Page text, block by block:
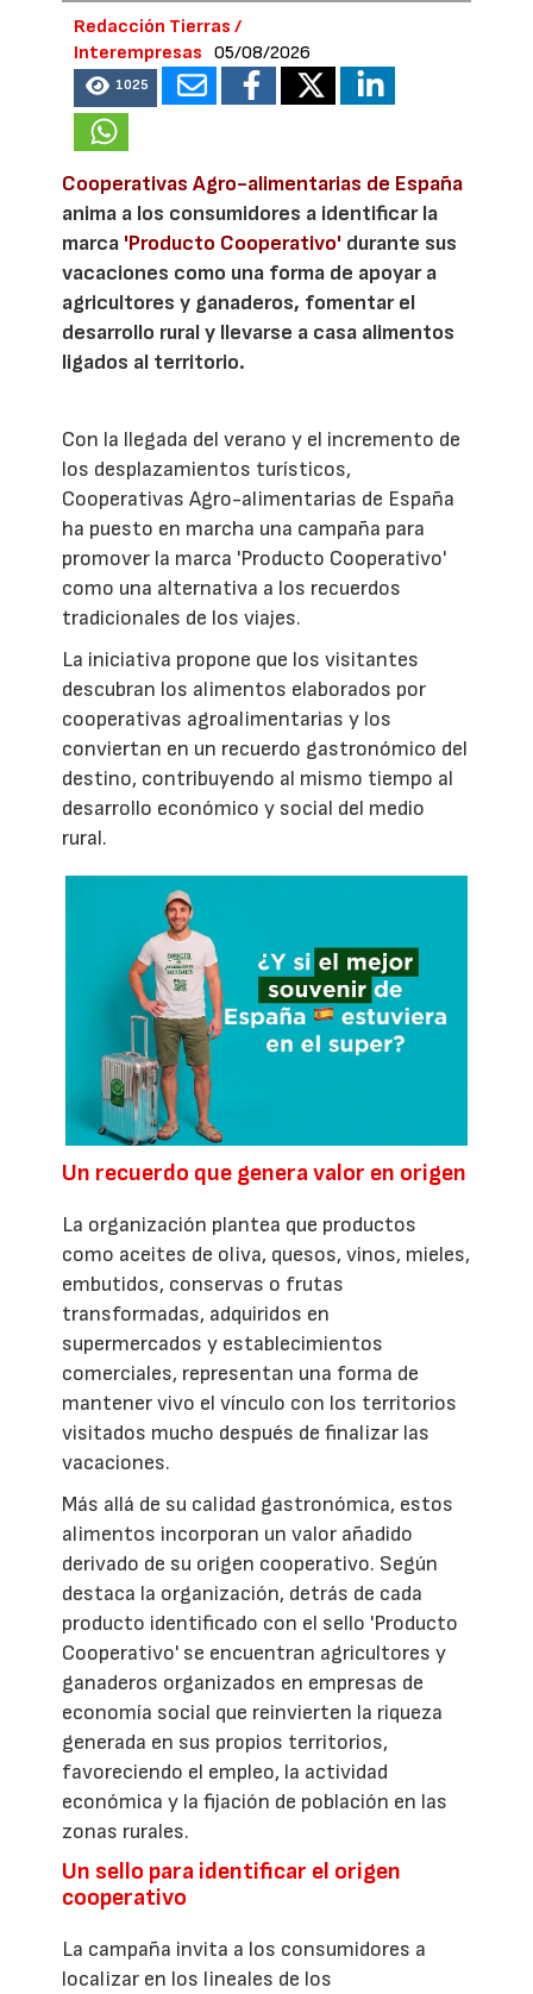
Redacción Tierras /
Interempresas
05/08/2026
1025
Cooperativas Agro-alimentarias de España
anima a los consumidores a identificar la
marca 'Producto Cooperativo' durante sus
vacaciones como una forma de apoyar a
agricultores y ganaderos, fomentar el
desarrollo rural y llevarse a casa alimentos
ligados al territorio.
Con la llegada del verano y el incremento de
los desplazamientos turísticos,
Cooperativas Agro-alimentarias de España
ha puesto en marcha una campaña para
promover la marca 'Producto Cooperativo'
como una alternativa a los recuerdos
tradicionales de los viajes.
La iniciativa propone que los visitantes
descubran los alimentos elaborados por
cooperativas agroalimentarias y los
conviertan en un recuerdo gastronómico del
destino, contribuyendo al mismo tiempo al
desarrollo económico y social del medio
rural.
Un recuerdo que genera valor en origen
La organización plantea que productos
como aceites de oliva, quesos, vinos, mieles,
embutidos, conservas o frutas
transformadas, adquiridos en
supermercados y establecimientos
comerciales, representan una forma de
mantener vivo el vínculo con los territorios
visitados mucho después de finalizar las
vacaciones.
Más allá de su calidad gastronómica, estos
alimentos incorporan un valor añadido
derivado de su origen cooperativo. Según
destaca la organización, detrás de cada
producto identificado con el sello 'Producto
Cooperativo' se encuentran agricultores y
ganaderos organizados en empresas de
economía social que reinvierten la riqueza
generada en sus propios territorios,
favoreciendo el empleo, la actividad
económica y la fijación de población en las
zonas rurales.
Un sello para identificar el origen
cooperativo
La campaña invita a los consumidores a
localizar en los lineales de los